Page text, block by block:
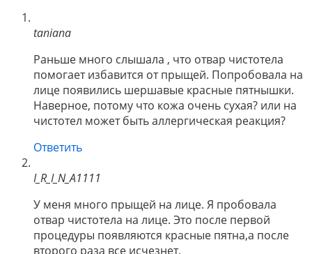
taniana
Раньше много слышала , что отвар чистотела
помогает избавится от прыщей. Попробовала на
лице появились шершавые красные пятнышки.
Наверное, потому что кожа очень сухая? или на
чистотел может быть аллергическая реакция?
Ответить
I_R_I_N_A1111
У меня много прыщей на лице. Я пробовала
отвар чистотела на лице. Это после первой
процедуры появляются красные пятна,а после
второго раза все исчезнет.